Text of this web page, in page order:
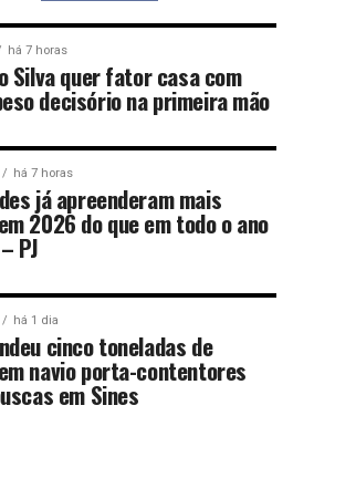
há 7 horas
Silva quer fator casa com
decisório na primeira mão
há 7 horas
já apreenderam mais
2026 do que em todo o ano
PJ
há 1 dia
cinco toneladas de
navio porta-contentores
em Sines